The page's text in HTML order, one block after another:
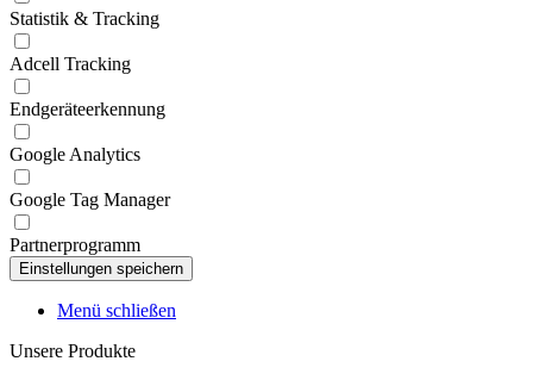
Statistik & Tracking
Adcell Tracking
Endgeräteerkennung
Google Analytics
Google Tag Manager
Partnerprogramm
Menü schließen
Unsere Produkte